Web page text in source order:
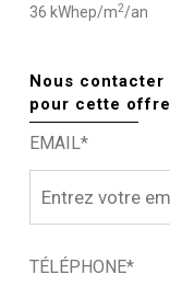
36 kWhep/m2/an
Nous contacter
pour cette offre
EMAIL*
TÉLÉPHONE*